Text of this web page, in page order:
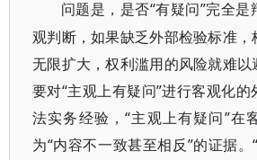
问题是，是否“有疑问”完全
观判断，如果缺乏外部检验标准，
无限扩大，权利滥用的风险就难以
要对“主观上有疑问”进行客观化的
法实务经验，“主观上有疑问”在
为“内容不一致甚至相反”的证据。